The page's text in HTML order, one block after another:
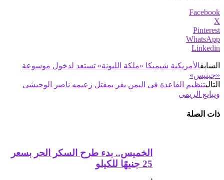
Facebook
X
Pinterest
WhatsApp
Linkedin
السابقالأمريكية شيميكا «ملكة الليونة» تستعد لدخول موسوعة
«جينيس»
التاليتنظيم القاعدة فى اليمن يقر بمقتل زعيمه ناصر الوحيشى
ويبايع الريمى
ذات الصلة
الخميس.. بدء طرح السكر الحر بسعر
25 جنيهًا للكيلو